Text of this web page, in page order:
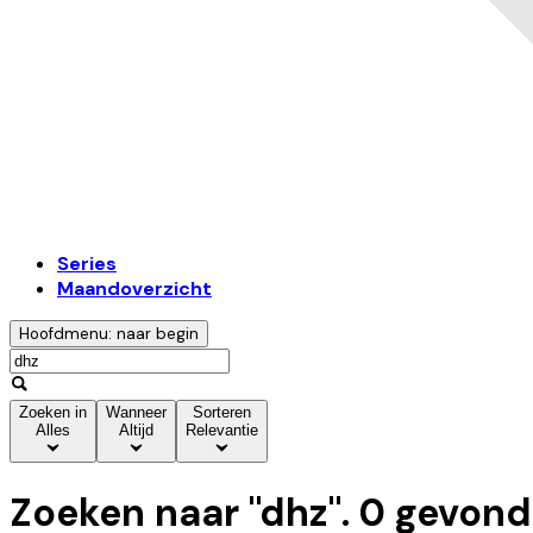
Series
Maandoverzicht
Hoofdmenu: naar begin
Zoeken in
Alles
Wanneer
Altijd
Sorteren
Relevantie
Zoeken naar "dhz". 0